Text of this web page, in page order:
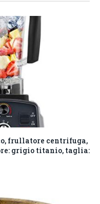
frullatore centrifuga,
grigio titanio, taglia: